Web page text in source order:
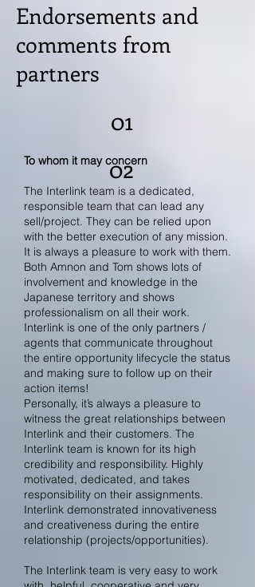
Endorsements and
comments from
partners
01
02
To whom it may concern
The Interlink team is a dedicated,
responsible team that can lead any
sell/project. They can be relied upon
with the better execution of any mission.
It is always a pleasure to work with them.
Both Amnon and Tom shows lots of
involvement and knowledge in the
Japanese territory and shows
professionalism on all their work.
Interlink is one of the only partners /
agents that communicate throughout
the entire opportunity lifecycle the status
and making sure to follow up on their
action items!
Personally, it’s always a pleasure to
witness the great relationships between
Interlink and their customers. The
Interlink team is known for its high
credibility and responsibility. Highly
motivated, dedicated, and takes
responsibility on their assignments.
Interlink demonstrated innovativeness
and creativeness during the entire
relationship (projects/opportunities).
The Interlink team is very easy to work